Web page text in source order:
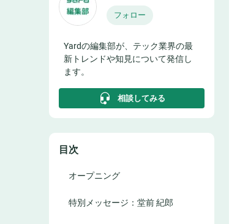
フォロー
Yardの編集部が、テック業界の最
新トレンドや知見について発信し
ます。
相談してみる
目次
オープニング
特別メッセージ：堂前 紀郎